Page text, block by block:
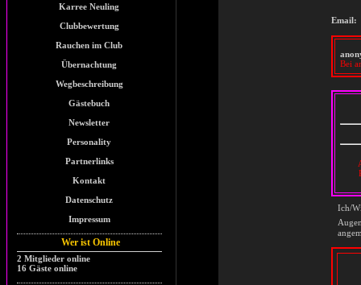
Karree Neuling
Clubbewertung
Rauchen im Club
Übernachtung
Wegbeschreibung
Gästebuch
Newsletter
Personality
Partnerlinks
Kontakt
Datenschutz
Impressum
Wer ist Online
2 Mitglieder online
16 Gäste online
Email:
Bei
Ich/